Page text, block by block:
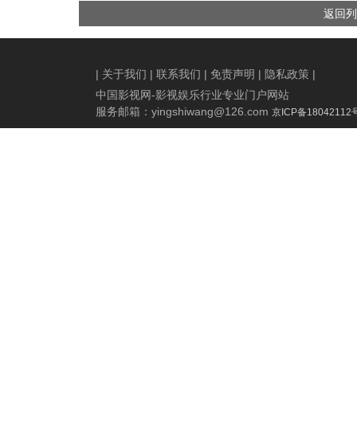
复仇人生
报提档至10月1日 一家人各出
奇招“疯”力全开喜感十足
返回
| 关于我们 | 联系我们 | 免责声明 | 隐私政策 |
中国影视网-影视娱乐行业专业门户网站
服务邮箱： yingshiwang@126.com 京ICP备18042112